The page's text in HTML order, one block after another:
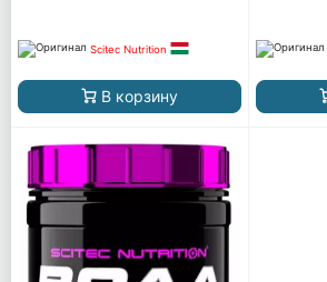
Scitec Nutrition
В корзину